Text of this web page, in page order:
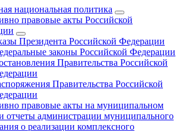
национальная политика
правовые акты Российской
Президента Российской Федерации
законы Российской Федерации
Правительства Российской
Правительства Российской
правовые акты на муниципальном
отчеты администрации муниципального
о реализации комплексного